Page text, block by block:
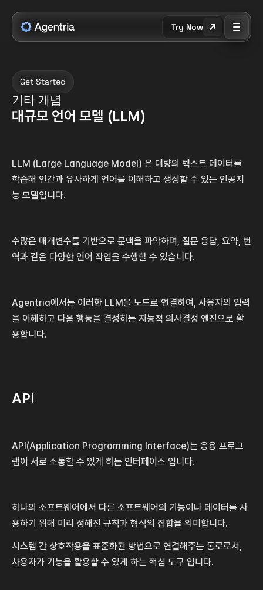
Get Started
기타 개념
대규모 언어 모델 (LLM)
LLM (Large Language Model) 은 대량의 텍스트 데이터를
학습해 인간과 유사하게 언어를 이해하고 생성할 수 있는 인공지
능 모델입니다.
수많은 매개변수를 기반으로 문맥을 파악하며, 질문 응답, 요약, 번
역과 같은 다양한 언어 작업을 수행할 수 있습니다.
Agentria에서는 이러한 LLM을 노드로 연결하여, 사용자의 입력
을 이해하고 다음 행동을 결정하는 지능적 의사결정 엔진으로 활
용합니다.
API
API(Application Programming Interface)는 응용 프로그
램이 서로 소통할 수 있게 하는 인터페이스 입니다.
하나의 소프트웨어에서 다른 소프트웨어의 기능이나 데이터를 사
용하기 위해 미리 정해진 규칙과 형식의 집합을 의미합니다.
시스템 간 상호작용을 표준화된 방법으로 연결해주는 통로로서,
사용자가 기능을 활용할 수 있게 하는 핵심 도구 입니다.
Try Now